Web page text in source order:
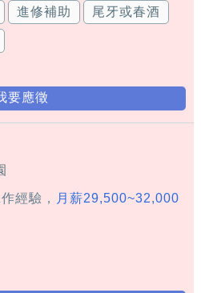
進修補助 尾牙或春酒
要應徵
經驗，
月薪29,500~32,000